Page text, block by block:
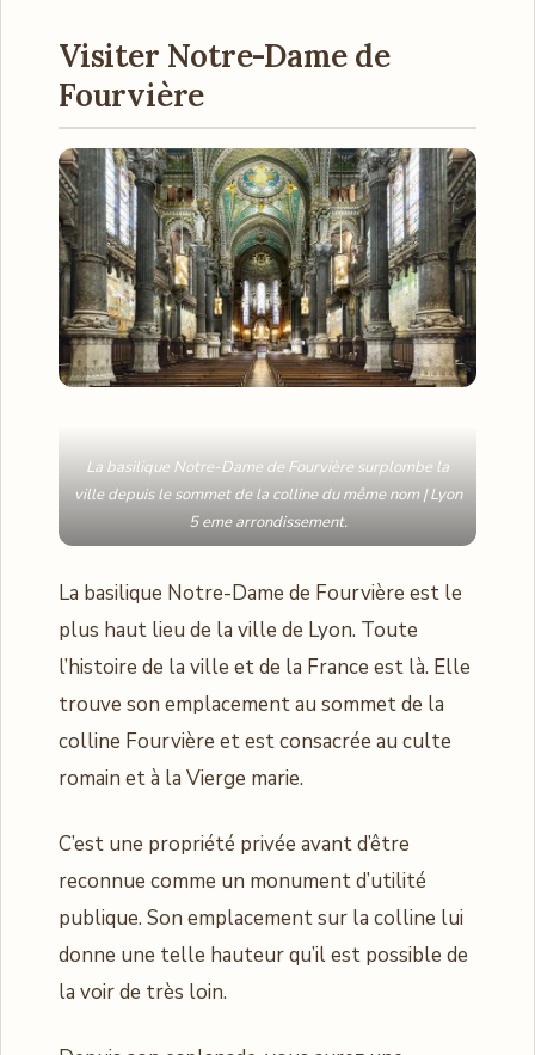
Visiter Notre-Dame de
Fourvière
La basilique Notre-Dame de Fourvière surplombe la
ville depuis le sommet de la colline du même nom | Lyon
5 eme arrondissement.
La basilique Notre-Dame de Fourvière est le
plus haut lieu de la ville de Lyon. Toute
l’histoire de la ville et de la France est là. Elle
trouve son emplacement au sommet de la
colline Fourvière et est consacrée au culte
romain et à la Vierge marie.
C’est une propriété privée avant d’être
reconnue comme un monument d’utilité
publique. Son emplacement sur la colline lui
donne une telle hauteur qu’il est possible de
la voir de très loin.